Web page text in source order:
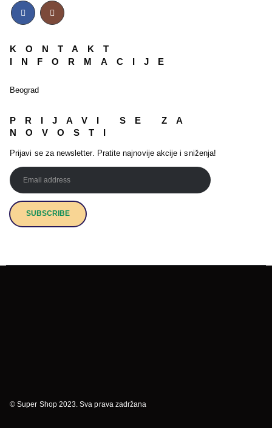
KONTAKT
INFORMACIJE
Beograd
PRIJAVI SE ZA
NOVOSTI
Prijavi se za newsletter. Pratite najnovije akcije i sniženja!
© Super Shop 2023. Sva prava zadržana